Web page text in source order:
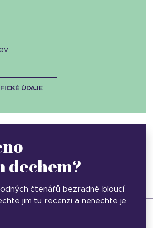
ÚDAJE
dechem?
čtenářů bezradně bloudí
jim tu recenzi a nenechte je